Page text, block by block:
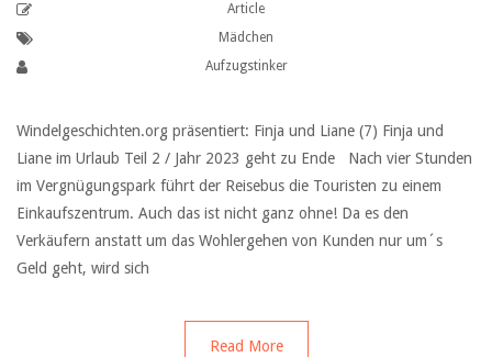
Article
Mädchen
Aufzugstinker
Windelgeschichten.org präsentiert: Finja und Liane (7) Finja und
Liane im Urlaub Teil 2 / Jahr 2023 geht zu Ende Nach vier Stunden
im Vergnügungspark führt der Reisebus die Touristen zu einem
Einkaufszentrum. Auch das ist nicht ganz ohne! Da es den
Verkäufern anstatt um das Wohlergehen von Kunden nur um´s
Geld geht, wird sich
Read More